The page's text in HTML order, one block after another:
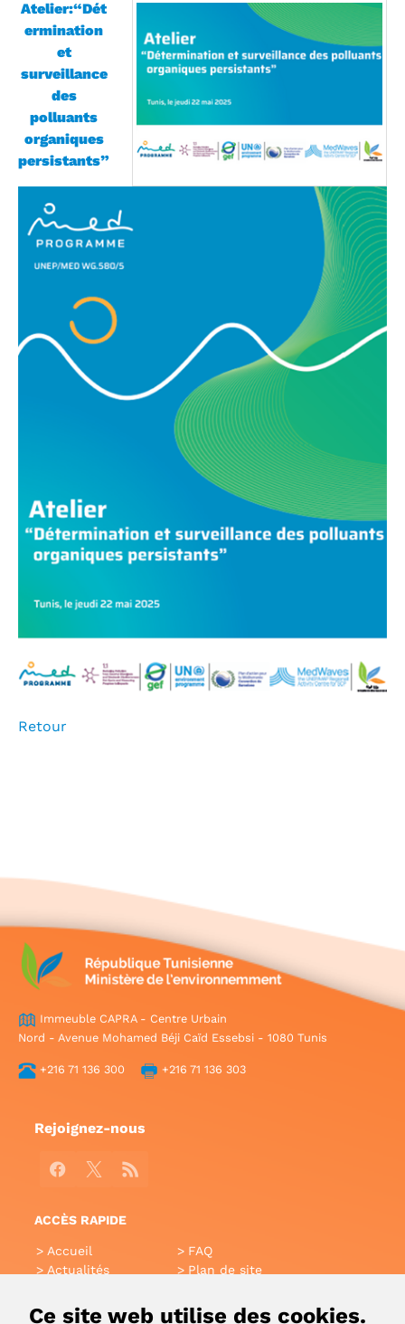
Ce site web utilise des cookies.
Atelier:“Dét
ermination
et
surveillance
des
polluants
organiques
persistants”
Retour
Immeuble CAPRA - Centre Urbain
Nord - Avenue Mohamed Béji Caïd Essebsi - 1080 Tunis
+216 71 136 300 +216 71 136 303
Rejoignez-nous
Facebook
X RSS
ACCÈS RAPIDE
Accueil
Actualités
Glossaire
FAQ
Plan de site
Intranet